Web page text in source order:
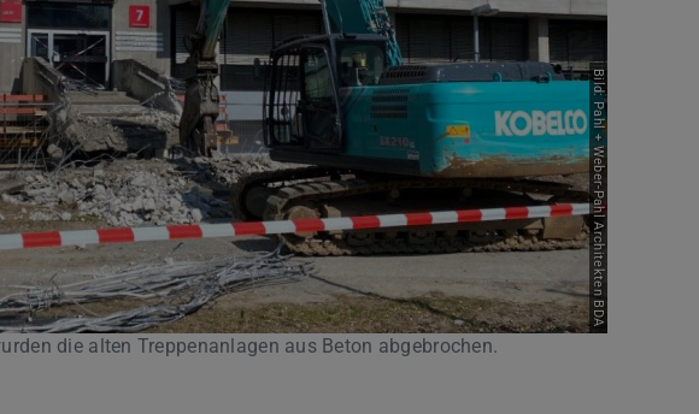
Bild: Pahl + Weber-Pahl Architekten BDA
die alten Treppenanlagen aus Beton abgebrochen.
Vor